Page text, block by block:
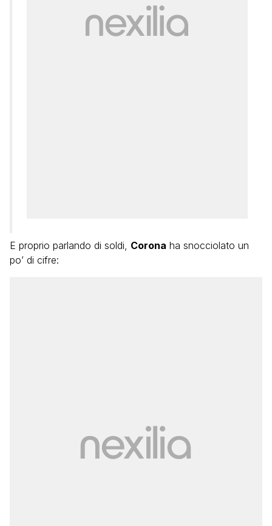
E proprio parlando di soldi, Corona ha snocciolato un
po’ di cifre: